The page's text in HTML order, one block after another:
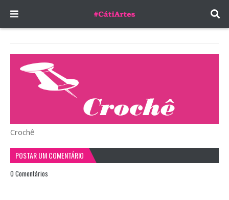
Crochê
POSTAR UM COMENTÁRIO
0 Comentários